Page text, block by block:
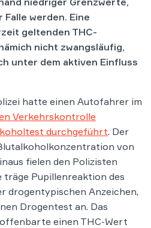
werden. Eine
geltenden THC-
nicht zwangsläufig,
unter dem aktiven Einfluss
hatte einen Autofahrer im
Verkehrskontrolle
durchgeführt. Der
von
fielen den Polizisten
träge Pupillenreaktion des
drogentypischen Anzeichen,
Drogentest an. Das
einen THC-Wert